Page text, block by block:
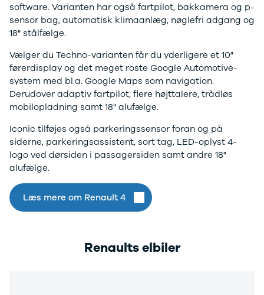
elbil
Elbiler på vej
Finansiering
Forsikring
Udlevering
af ny bil
køre
elektrisk?Vi
brugte
elbiler. Se de
populære
modeller her.
software. Varianten har også fartpilot, bakkamera og p-
sensor bag, automatisk klimaanlæg, nøglefri adgang og
18" stålfælge.
Vælger du Techno-varianten får du yderligere et 10"
førerdisplay og det meget roste Google Automotive-
system med bl.a. Google Maps som navigation.
Derudover adaptiv fartpilot, flere højttalere, trådløs
mobilopladning samt 18" alufælge.
Iconic tilføjes også parkeringssensor foran og på
siderne, parkeringsassistent, sort tag, LED-oplyst 4-
logo ved dørsiden i passagersiden samt andre 18"
alufælge.
Læs mere om Renault 4
Renaults elbiler